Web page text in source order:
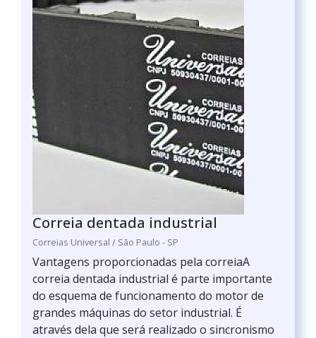
Correia dentada industrial
Correias Universal / São Paulo - SP
Vantagens proporcionadas pela correiaA
correia dentada industrial é parte importante
do esquema de funcionamento do motor de
grandes máquinas do setor industrial. É
através dela que será realizado o sincronismo